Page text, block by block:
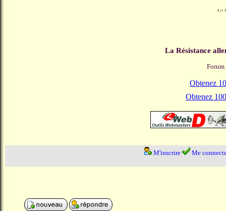
La Résistance
Obtenez
Obtenez
M'inscrire Me